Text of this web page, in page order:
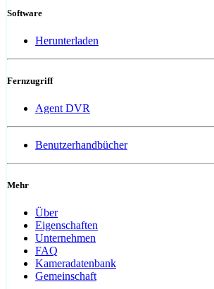
Software
Herunterladen
Fernzugriff
Agent DVR
Benutzerhandbücher
Mehr
Über
Eigenschaften
Unternehmen
FAQ
Kameradatenbank
Gemeinschaft